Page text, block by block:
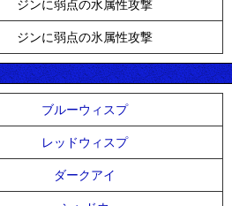
ジンに弱点の水属性攻撃
ジンに弱点の氷属性攻撃
ブルーウィスプ
レッドウィスプ
ダークアイ